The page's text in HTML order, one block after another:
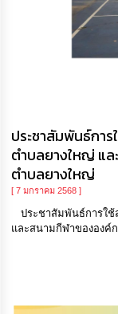
ประชาสัมพันธ์กา
ตำบลยางใหญ่ แ
ตำบลยางใหญ่
[ 7 มกราคม 2568 ]
ประชาสัมพันธ์การใช้
และสนามกีฬาขององค์